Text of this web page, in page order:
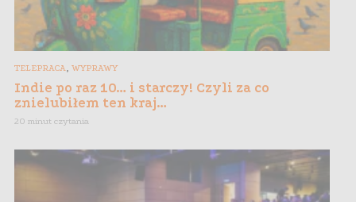
TELEPRACA, WYPRAWY
Indie po raz 10… i starczy! Czyli za co
znielubiłem ten kraj…
20 minut czytania